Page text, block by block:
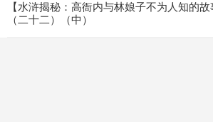
【水浒揭秘：高衙内与林娘子不为人知的故
（二十二）（中）